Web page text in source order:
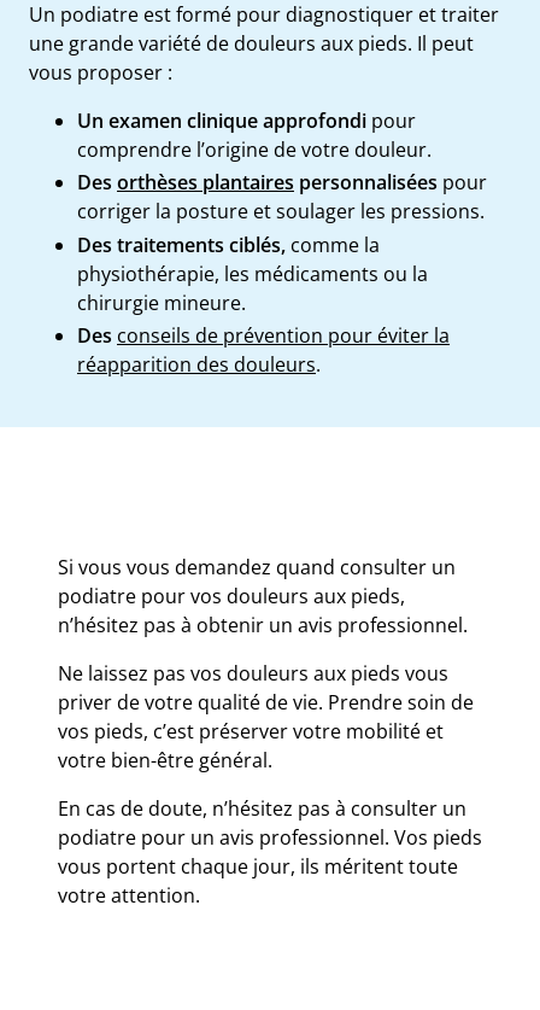
Un podiatre est formé pour diagnostiquer et traiter
une grande variété de douleurs aux pieds. Il peut
vous proposer :
Un examen clinique approfondi pour
comprendre l’origine de votre douleur.
Des orthèses plantaires personnalisées pour
corriger la posture et soulager les pressions.
Des traitements ciblés, comme la
physiothérapie, les médicaments ou la
chirurgie mineure.
Des conseils de prévention pour éviter la
réapparition des douleurs.
Si vous vous demandez quand consulter un
podiatre pour vos douleurs aux pieds,
n’hésitez pas à obtenir un avis professionnel.
Ne laissez pas vos douleurs aux pieds vous
priver de votre qualité de vie. Prendre soin de
vos pieds, c’est préserver votre mobilité et
votre bien-être général.
En cas de doute, n’hésitez pas à consulter un
podiatre pour un avis professionnel. Vos pieds
vous portent chaque jour, ils méritent toute
votre attention.